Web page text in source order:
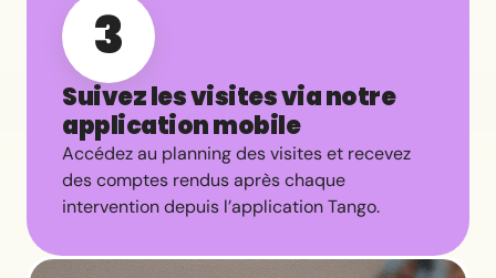
3
Suivez les visites via notre
application mobile
Accédez au planning des visites et recevez
des comptes rendus après chaque
intervention depuis l’application Tango.